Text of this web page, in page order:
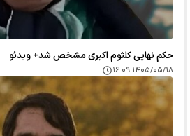
حکم نهایی کلثوم اکبری مشخص شد+ ویدئو
۱۴۰۵/۰۵/۱۸ ۱۶:۰۹